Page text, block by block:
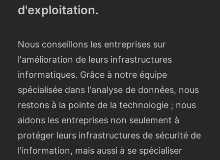
d'exploitation.
Nous conseillons les entreprises sur
l'amélioration de leurs infrastructures
informatiques. Grâce à notre équipe
spécialisée dans l'analyse de données, nous
restons à la pointe de la technologie ; nous
aidons les entreprises non seulement à
protéger leurs infrastructures de sécurité de
l'information, mais aussi à se spécialiser